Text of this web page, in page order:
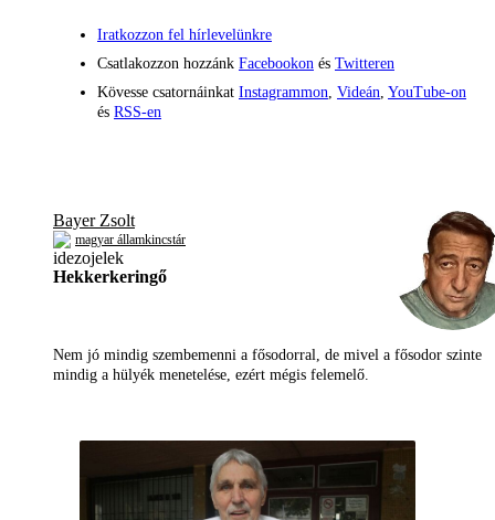
Iratkozzon fel hírlevelünkre
Csatlakozzon hozzánk Facebookon és Twitteren
Kövesse csatornáinkat Instagrammon Videán YouTube-on
és RSS-en
Bayer Zsolt
magyar államkincstár
Hekkerkeringő
Nem jó mindig szembemenni a fősodorral, de mivel a fősodor szinte
mindig a hülyék menetelése, ezért mégis felemelő.